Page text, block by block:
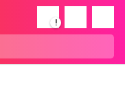
!